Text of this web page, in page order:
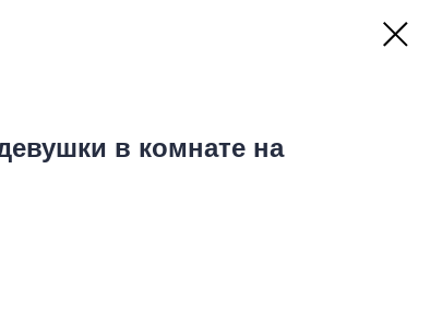
в комнате на